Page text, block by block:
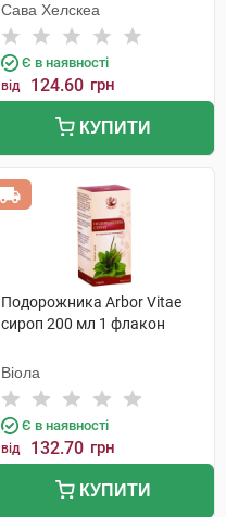
Сава Хелскеа
Є в наявності
від 124.60 грн
КУПИТИ
Подорожника Arbor Vitae
сироп 200 мл 1 флакон
Віола
Є в наявності
від 132.70 грн
КУПИТИ